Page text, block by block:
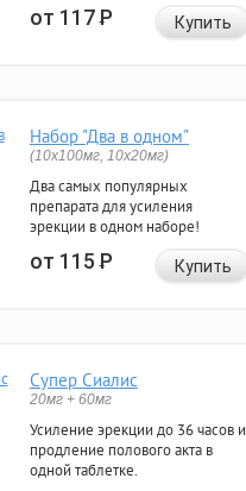
от 117Р Купить
Набор "Два в одном"
(10x100мг, 10x20мг)
Два самых популярных
препарата для усиления
эрекции в одном наборе!
от 115Р Купить
Супер Сиалис
20мг + 60мг
Усиление эрекции до 36 часов и
продление полового акта в
одной таблетке.